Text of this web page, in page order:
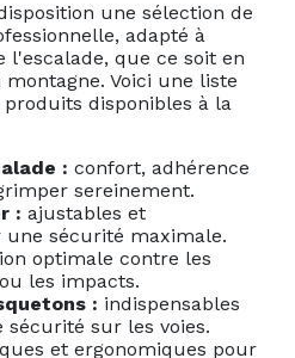
une sélection de
adapté à
l'escalade, que ce soit en
Voici une liste
disponibles à la
: confort, adhérence
sereinement.
: ajustables et
sécurité maximale.
optimale contre les
les impacts.
: indispensables
sur les voies.
et ergonomiques pour